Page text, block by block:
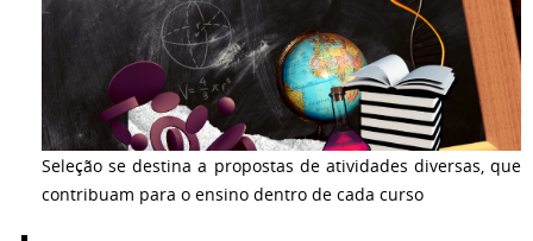
Seleção se destina a propostas de atividades diversas, que
contribuam para o ensino dentro de cada curso